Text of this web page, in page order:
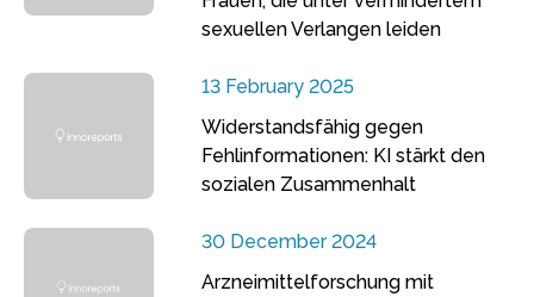
sexuellen Verlangen leiden
13 February 2025
Widerstandsfähig gegen
Fehlinformationen: KI stärkt den
sozialen Zusammenhalt
30 December 2024
Arzneimittelforschung mit